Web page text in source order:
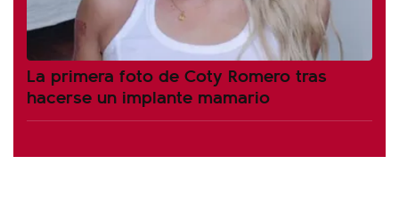
La primera foto de Coty Romero tras
hacerse un implante mamario